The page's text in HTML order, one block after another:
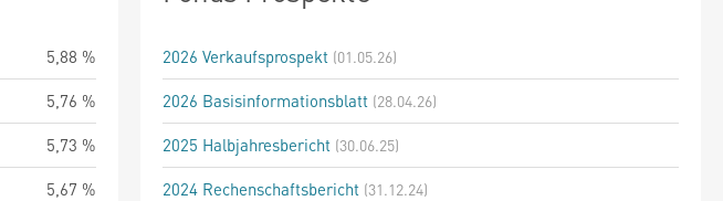
5,88 %
5,76 %
5,73 %
5,67 %
2026 Verkaufsprospekt (01.05.26)
2026 Basisinformationsblatt (28.04.26)
2025 Halbjahresbericht (30.06.25)
2024 Rechenschaftsbericht (31.12.24)